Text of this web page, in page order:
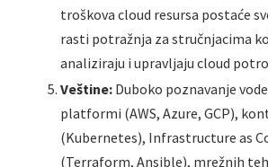
troškova cloud resursa postaće
rasti potražnja za stručnjacima
analiziraju i upravljaju cloud
Veštine: Duboko poznavanje
platformi (AWS, Azure, GCP),
(Kubernetes), Infrastructure as
(Terraform, Ansible), mrežnih